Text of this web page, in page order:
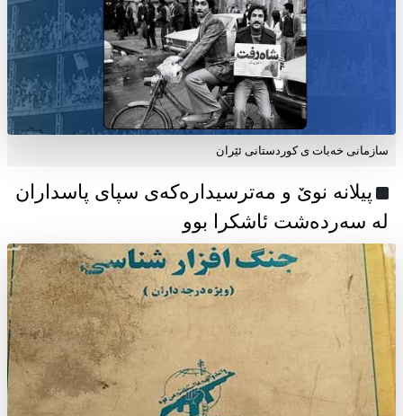
سازمانی خەبات ی كوردستانی ئێران
پیلانە نوێ و مەترسیدارەکەی سپای پاسداران
لە سەردەشت ئاشکرا بوو